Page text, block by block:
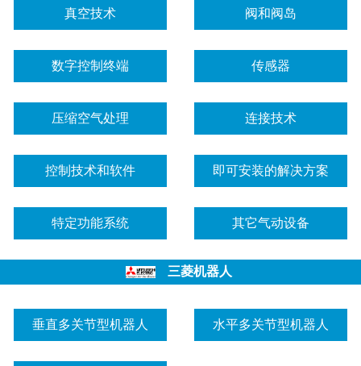
真空技术 阀和阀岛
数字控制终端 传感器
压缩空气处理 连接技术
控制技术和软件 即可安装的解决方案
特定功能系统 其它气动设备
三菱机器人
垂直多关节型机器人 水平多关节型机器人